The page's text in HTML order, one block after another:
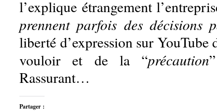
l’explique étrangement
prennent parfois des décisions
liberté d’expression sur YouTube
vouloir et de la “précaution
Rassurant…
Partager :